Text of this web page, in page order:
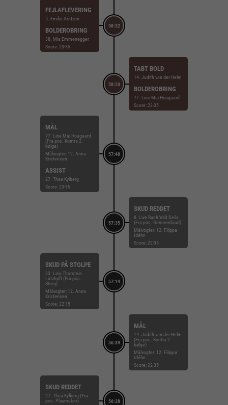
58:32
FEJLAFLEVERING
5. Emilie Arntzen
BOLDEROBRING
38. Mia Emmenegger
Score: 23-35
58:23
TABT BOLD
14. Judith van der Helm
BOLDEROBRING
77. Line Mai Hougaard
Score: 23-35
57:48
MÅL
77. Line Mai Hougaard
(Fra pos. Kontra 2.
bølge)
Målvogter: 12. Anna
Kristensen
ASSIST
27. Thea Kylberg
Score: 23-35
57:35
SKUD REDDET
8. Live Rushfeldt Deila
(Fra pos. Gennembrud)
Målvogter: 12. Filippa
Idéhn
Score: 22-35
57:14
SKUD PÅ STOLPE
23. Lina Thorstein
Lützhøft (Fra pos.
Streg)
Målvogter: 12. Anna
Kristensen
Score: 22-35
56:39
MÅL
14. Judith van der Helm
(Fra pos. Kontra 2.
bølge)
Målvogter: 12. Filippa
Idéhn
Score: 22-35
56:28
SKUD REDDET
27. Thea Kylberg (Fra
pos. Playmaker)